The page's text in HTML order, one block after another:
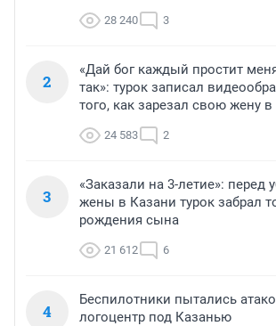
28 240 3
2
«Дай бог каждый простит
так»: турок записал
того, как зарезал свою жену
24 583 2
3
«Заказали на 3-летие»: перед
жены в Казани турок забрал
рождения сына
21 612 6
4
Беспилотники пытались
логоцентр под Казанью